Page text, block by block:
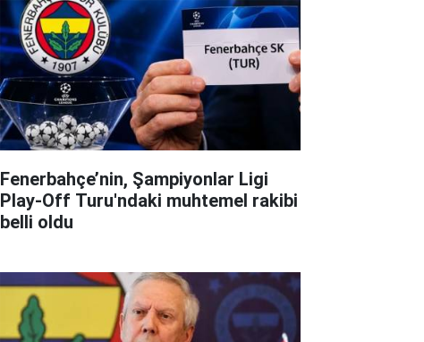
Fenerbahçe’nin, Şampiyonlar Ligi
Play-Off Turu'ndaki muhtemel rakibi
belli oldu